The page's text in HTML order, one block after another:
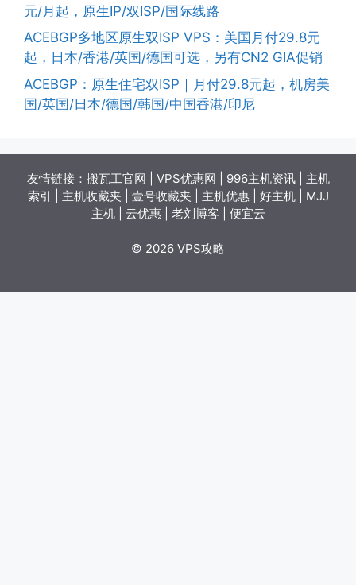
元/月起，原生IP/双ISP/国际线路
ACEBGP多地区原生双ISP VPS：美国月付29.8元
起，日本/香港/英国/德国可选，另有CN2 GIA促销
ACEBGP：原生住宅双ISP｜月付29.8元起，机房美
国/英国/日本/德国/韩国/中国香港/印尼
友情链接： 搬瓦工官网 VPS优惠网 996主机资讯| 主机
索引
主机收藏夹 壹号收藏夹 主机优惠| 好主机| MJJ
主机| 云优惠| 老刘博客 便宜云
© 2026 VPS攻略